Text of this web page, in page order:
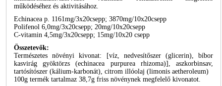
működéséhez és aktivitásához.
Echinacea p. 1161mg/3x20csepp; 3870mg/10x20csepp
Polifenol 6,0mg/3x20csepp; 20mg/10x20csepp
C-vitamin 4,5mg/3x20csepp; 15mg/10x20 csepp
Összetevők:
Természetes növényi kivonat: [víz, nedvesítőszer (glicerin), bíbor
kasvirág gyöktörzs (echinacea purpurea rhizoma)], aszkorbinsav,
tartósítószer (kálium-karbonát), citrom illóolaj (limonis aetheroleum)
100g termék tartalmaz 38,7g friss növénynek megfelelő kivonatot.